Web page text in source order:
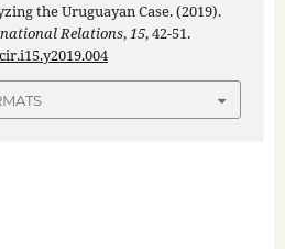
the Uruguayan Case. (2019).
Relations,15, 42-51.